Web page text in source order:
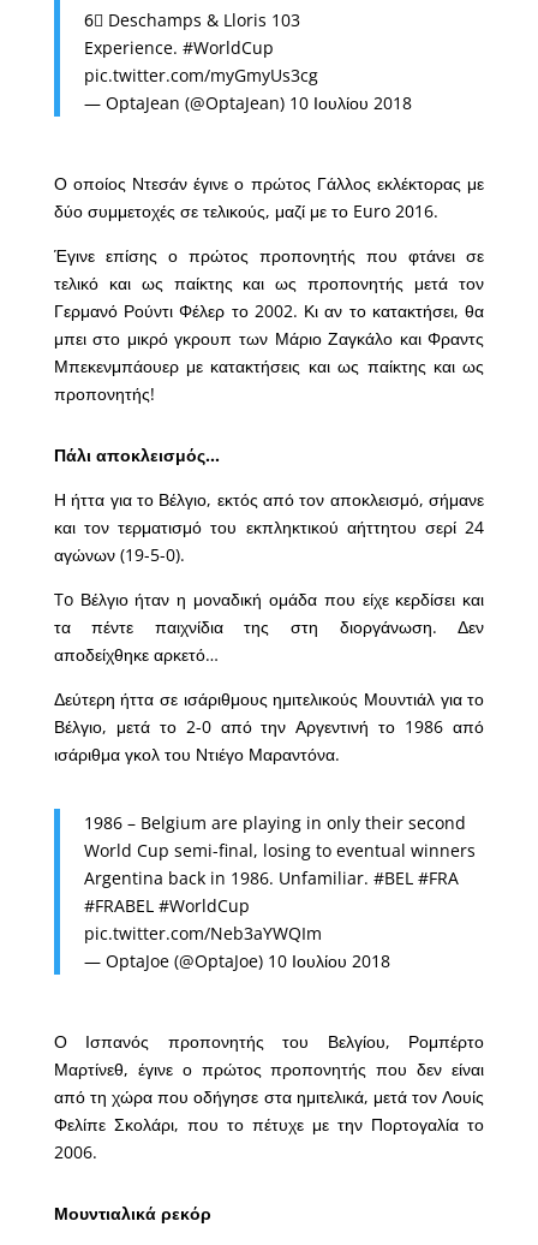
6⃣ Deschamps & Lloris 103
Experience. #WorldCup
pic.twitter.com/myGmyUs3cg
— OptaJean (@OptaJean) 10 Ιουλίου 2018
Ο οποίος Ντεσάν έγινε ο πρώτος Γάλλος εκλέκτορας με
δύο συμμετοχές σε τελικούς, μαζί με το Euro 2016.
Έγινε επίσης ο πρώτος προπονητής που φτάνει σε
τελικό και ως παίκτης και ως προπονητής μετά τον
Γερμανό Ρούντι Φέλερ το 2002. Κι αν το κατακτήσει, θα
μπει στο μικρό γκρουπ των Μάριο Ζαγκάλο και Φραντς
Μπεκενμπάουερ με κατακτήσεις και ως παίκτης και ως
προπονητής!
Πάλι αποκλεισμός…
Η ήττα για το Βέλγιο, εκτός από τον αποκλεισμό, σήμανε
και τον τερματισμό του εκπληκτικού αήττητου σερί 24
αγώνων (19-5-0).
To Βέλγιο ήταν η μοναδική ομάδα που είχε κερδίσει και
τα πέντε παιχνίδια της στη διοργάνωση. Δεν
αποδείχθηκε αρκετό…
Δεύτερη ήττα σε ισάριθμους ημιτελικούς Μουντιάλ για το
Βέλγιο, μετά το 2-0 από την Αργεντινή το 1986 από
ισάριθμα γκολ του Ντιέγο Μαραντόνα.
1986 – Belgium are playing in only their second
World Cup semi-final, losing to eventual winners
Argentina back in 1986. Unfamiliar. #BEL #FRA
#FRABEL #WorldCup
pic.twitter.com/Neb3aYWQIm
— OptaJoe (@OptaJoe) 10 Ιουλίου 2018
Ο Ισπανός προπονητής του Βελγίου, Ρομπέρτο
Μαρτίνεθ, έγινε ο πρώτος προπονητής που δεν είναι
από τη χώρα που οδήγησε στα ημιτελικά, μετά τον Λουίς
Φελίπε Σκολάρι, που το πέτυχε με την Πορτογαλία το
2006.
Μουντιαλικά ρεκόρ